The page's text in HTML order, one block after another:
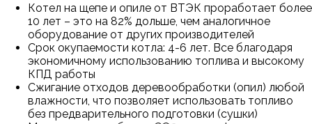
Котел на щепе и опиле от ВТЭК проработает более
10 лет – это на 82% дольше, чем аналогичное
оборудование от других производителей
Срок окупаемости котла: 4-6 лет. Все благодаря
экономичному использованию топлива и высокому
КПД работы
Сжигание отходов деревообработки (опил) любой
влажности, что позволяет использовать топливо
без предварительного подготовки (сушки)